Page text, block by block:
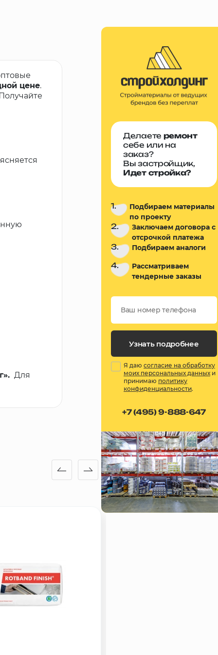
цене.
Для
Делаете ремонт
себе или на
заказ?
Вы застройщик,
Идет стройка?
1.
Подбираем материалы
по проекту
2.
Заключаем договора с
отсрочкой платежа
3. Подбираем аналоги
4.
Рассматриваем
тендерные заказы
Узнать подробнее
Я даю согласие на обработку
моих персональных данных и
принимаю политику
конфиденциальности.
+7 (495) 9-888-647